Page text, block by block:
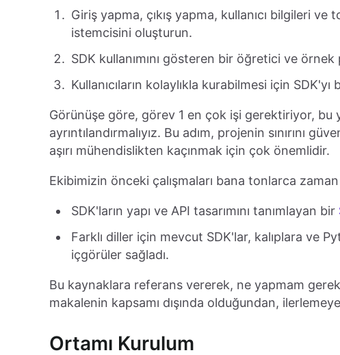
Giriş yapma, çıkış yapma, kullanıcı bilgileri
istemcisini oluşturun.
SDK kullanımını gösteren bir öğretici ve örnek
Kullanıcıların kolaylıkla kurabilmesi için SDK'yı
Görünüşe göre, görev 1 en çok işi gerektiriyor, bu
ayrıntılandırmalıyız. Bu adım, projenin sınırını
aşırı mühendislikten kaçınmak için çok önemlidir.
Ekibimizin önceki çalışmaları bana tonlarca zaman
SDK'ların yapı ve API tasarımını tanımlayan bir
Farklı diller için mevcut SDK'lar, kalıplara ve
içgörüler sağladı.
Bu kaynaklara referans vererek, ne yapmam
makalenin kapsamı dışında olduğundan,
Ortamı Kurulum